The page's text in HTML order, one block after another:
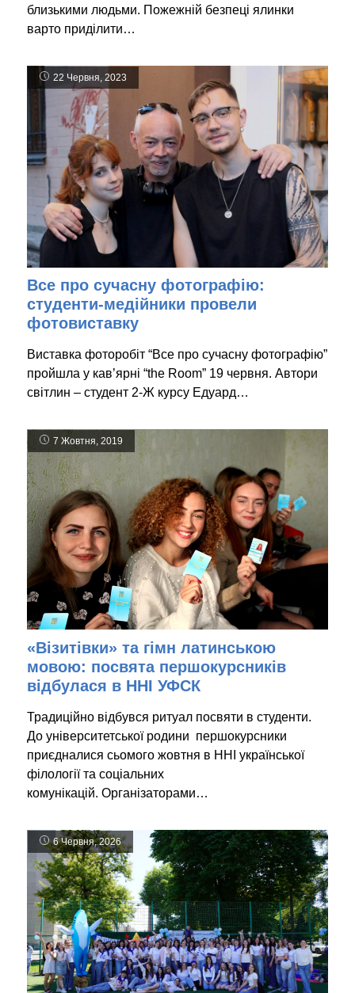
близькими людьми. Пожежній безпеці ялинки
варто приділити…
22 Червня, 2023
Все про сучасну фотографію:
студенти-медійники провели
фотовиставку
Виставка фоторобіт “Все про сучасну фотографію”
пройшла у кав’ярні “the Room” 19 червня. Автори
світлин – студент 2-Ж курсу Едуард…
7 Жовтня, 2019
«Візитівки» та гімн латинською
мовою: посвята першокурсників
відбулася в ННІ УФСК
Традиційно відбувся ритуал посвяти в студенти.
До університетської родини першокурсники
приєдналися сьомого жовтня в ННІ української
філології та соціальних
комунікацій. Організаторами…
6 Червня, 2026